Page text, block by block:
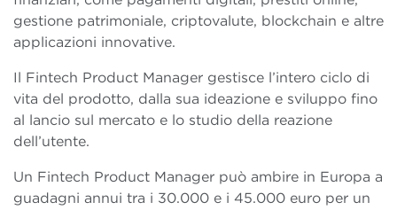
gestione patrimoniale, criptovalute, blockchain e altre
applicazioni innovative.
Il Fintech Product Manager gestisce l’intero ciclo di
vita del prodotto, dalla sua ideazione e sviluppo fino
al lancio sul mercato e lo studio della reazione
dell’utente.
Un Fintech Product Manager può ambire in Europa a
guadagni annui tra i 30.000 e i 45.000 euro per un